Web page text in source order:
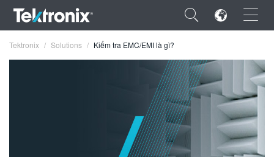
×
Tektronix Solutions Kiểm tra EMC/EMI là gì?